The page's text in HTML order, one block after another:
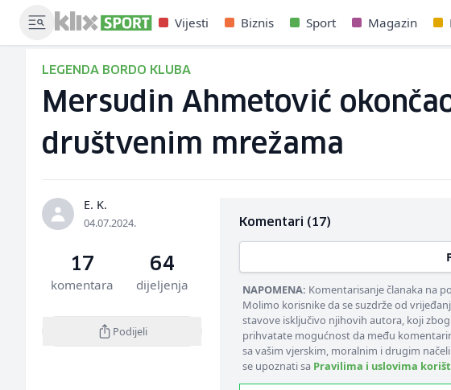
Vijesti Biznis Sport Magazin
LEGENDA BORDO KLUBA
Mersudin Ahmetović
društvenim mrežama
E. K.
04.07.2024.
17
komentara
64
dijeljenja
Podijeli
Komentari (17)
NAPOMENA: Komentarisanje članaka na
Molimo korisnike da se suzdrže od
stavove isključivo njihovih autora, koji
prihvatate mogućnost da među
sa vašim vjerskim, moralnim i drugim
se upoznati sa Pravilima i uslovima